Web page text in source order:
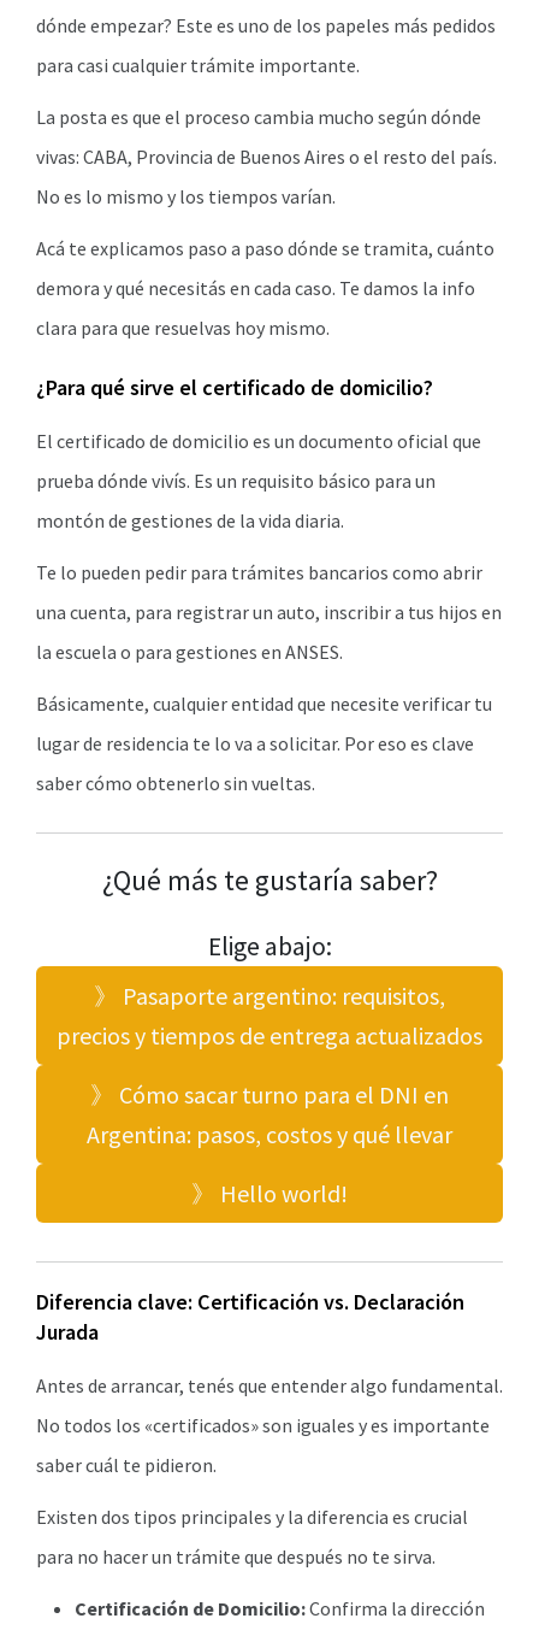
dónde empezar? Este es uno de los papeles más pedidos
para casi cualquier trámite importante.
La posta es que el proceso cambia mucho según dónde
vivas: CABA, Provincia de Buenos Aires o el resto del país.
No es lo mismo y los tiempos varían.
Acá te explicamos paso a paso dónde se tramita, cuánto
demora y qué necesitás en cada caso. Te damos la info
clara para que resuelvas hoy mismo.
¿Para qué sirve el certificado de domicilio?
El certificado de domicilio es un documento oficial que
prueba dónde vivís. Es un requisito básico para un
montón de gestiones de la vida diaria.
Te lo pueden pedir para trámites bancarios como abrir
una cuenta, para registrar un auto, inscribir a tus hijos en
la escuela o para gestiones en ANSES.
Básicamente, cualquier entidad que necesite verificar tu
lugar de residencia te lo va a solicitar. Por eso es clave
saber cómo obtenerlo sin vueltas.
¿Qué más te gustaría saber?
Elige abajo:
》 Pasaporte argentino: requisitos,
precios y tiempos de entrega actualizados
》 Cómo sacar turno para el DNI en
Argentina: pasos, costos y qué llevar
》 Hello world!
Diferencia clave: Certificación vs. Declaración
Jurada
Antes de arrancar, tenés que entender algo fundamental.
No todos los «certificados» son iguales y es importante
saber cuál te pidieron.
Existen dos tipos principales y la diferencia es crucial
para no hacer un trámite que después no te sirva.
Certificación de Domicilio:Confirma la dirección